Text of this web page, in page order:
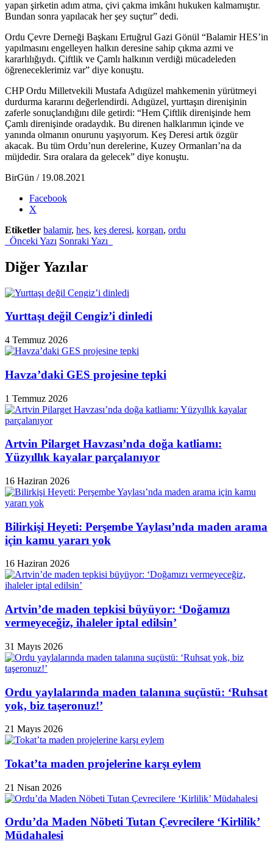
yapan şirketin adım atma, çivi çakma imkânı hukuken kalmamıştır.
Bundan sonra yapılacak her şey suçtur” dedi.
Ordu Çevre Derneği Başkanı Ertuğrul Gazi Gönül “Balamir HES’in
yapılmasını engelleyen halkın deresine sahip çıkma azmi ve
kararlılığıydı. Çiftlik ve Çamlı halkının verdiği mücadeleden
öğreneceklerimiz var” diye konuştu.
CHP Ordu Milletvekili Mustafa Adıgüzel mahkemenin yürütmeyi
durdurma kararını değerlendirdi. Adıgüzel, yurttaşın direnişinin
zaferle sonuçlandığını dile getirdi: “Hem Çiftlik direnişinde hem
Çamlı direnişinde oradaydık. Bu direnen halklarımın içinde ve
yanında olmanın onurunu yaşıyorum. Keş Deresi artık özgür
akacak. Bu tüm Ordu’nun derelerine, Kuzey Ormanları’na da
müjdedir. Sıra oralara da gelecek” diye konuştu.
BirGün / 19.08.2021
Share
"Ordulular
zafer
HES
projesi
durduruldu"
Facebook
X
Etiketler balamir, hes, keş deresi, korgan, ordu
Önceki Yazı Sonraki Yazı
Diğer Yazılar
Yurttaşı değil Cengiz’i dinledi
4 Temmuz 2026
Havza’daki GES projesine tepki
1 Temmuz 2026
Artvin Pilarget Havzası’nda doğa katliamı:
Yüzyıllık kayalar parçalanıyor
16 Haziran 2026
Bilirkişi Heyeti: Perşembe Yaylası’nda maden arama
için kamu yararı yok
16 Haziran 2026
Artvin’de maden tepkisi büyüyor: ‘Doğamızı
vermeyeceğiz, ihaleler iptal edilsin’
31 Mayıs 2026
Ordu yaylalarında maden talanına suçüstü: ‘Ruhsat
yok, biz taşeronuz!’
21 Mayıs 2026
Tokat’ta maden projelerine karşı eylem
21 Nisan 2026
Ordu’da Maden Nöbeti Tutan Çevrecilere ‘Kirlilik’
Müdahalesi